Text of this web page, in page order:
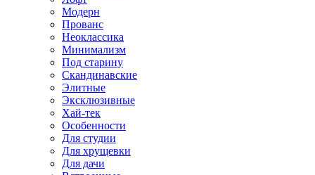
Модерн
Прованс
Неоклассика
Минимализм
Под старину
Скандинавские
Элитные
Эксклюзивные
Хай-тек
Особенности
Для студии
Для хрущевки
Для дачи